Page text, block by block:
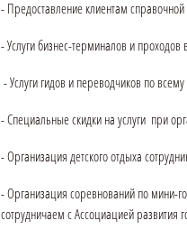
- Предоставление клиентам
- Услуги бизнес-терминалов и
- Услуги гидов и переводчиков по
- Специальные скидки на услуги при
- Организация детского отдыха
- Организация соревнований по мини-
сотрудничаем с Ассоциацией развития